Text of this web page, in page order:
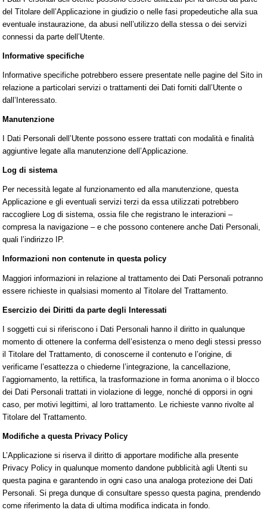
del Titolare dell’Applicazione in giudizio o nelle fasi propedeutiche alla sua
eventuale instaurazione, da abusi nell’utilizzo della stessa o dei servizi
connessi da parte dell’Utente.
Informative specifiche
Informative specifiche potrebbero essere presentate nelle pagine del Sito in
relazione a particolari servizi o trattamenti dei Dati forniti dall’Utente o
dall’Interessato.
Manutenzione
I Dati Personali dell’Utente possono essere trattati con modalità e finalità
aggiuntive legate alla manutenzione dell’Applicazione.
Log di sistema
Per necessità legate al funzionamento ed alla manutenzione, questa
Applicazione e gli eventuali servizi terzi da essa utilizzati potrebbero
raccogliere Log di sistema, ossia file che registrano le interazioni –
compresa la navigazione – e che possono contenere anche Dati Personali,
quali l’indirizzo IP.
Informazioni non contenute in questa policy
Maggiori informazioni in relazione al trattamento dei Dati Personali potranno
essere richieste in qualsiasi momento al Titolare del Trattamento.
Esercizio dei Diritti da parte degli Interessati
I soggetti cui si riferiscono i Dati Personali hanno il diritto in qualunque
momento di ottenere la conferma dell’esistenza o meno degli stessi presso
il Titolare del Trattamento, di conoscerne il contenuto e l’origine, di
verificarne l’esattezza o chiederne l’integrazione, la cancellazione,
l’aggiornamento, la rettifica, la trasformazione in forma anonima o il blocco
dei Dati Personali trattati in violazione di legge, nonché di opporsi in ogni
caso, per motivi legittimi, al loro trattamento. Le richieste vanno rivolte al
Titolare del Trattamento.
Modifiche a questa Privacy Policy
L’Applicazione si riserva il diritto di apportare modifiche alla presente
Privacy Policy in qualunque momento dandone pubblicità agli Utenti su
questa pagina e garantendo in ogni caso una analoga protezione dei Dati
Personali. Si prega dunque di consultare spesso questa pagina, prendendo
come riferimento la data di ultima modifica indicata in fondo.